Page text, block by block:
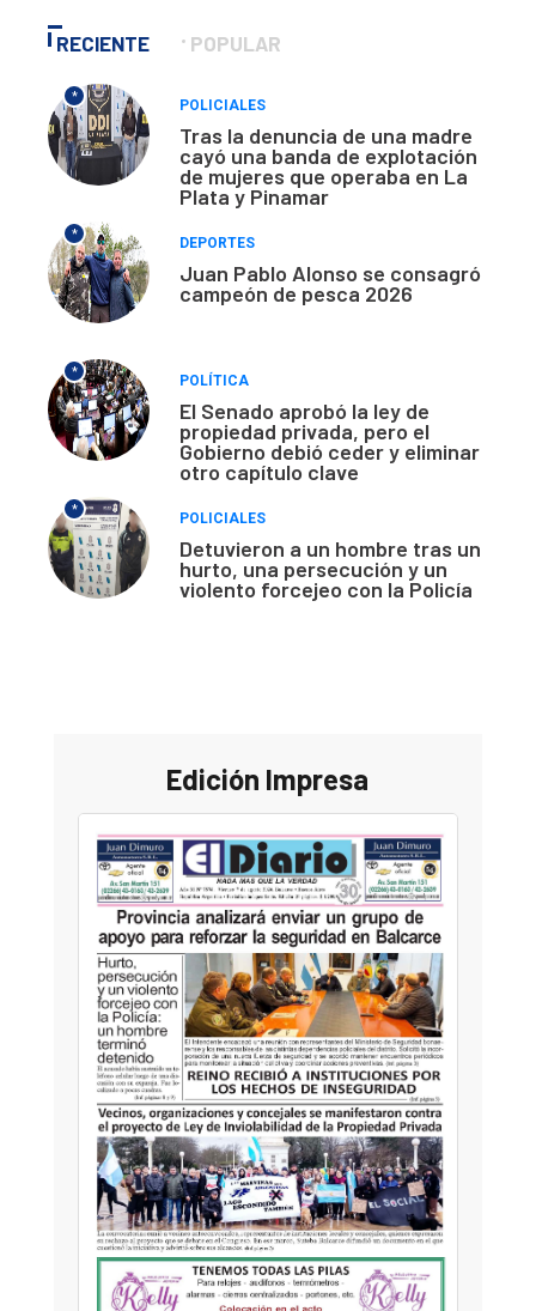
RECIENTE POPULAR
*
POLICIALES
Tras la denuncia de una madre
cayó una banda de explotación
de mujeres que operaba en La
Plata y Pinamar
*
DEPORTES
Juan Pablo Alonso se consagró
campeón de pesca 2026
*
POLÍTICA
El Senado aprobó la ley de
propiedad privada, pero el
Gobierno debió ceder y eliminar
otro capítulo clave
*
POLICIALES
Detuvieron a un hombre tras un
hurto, una persecución y un
violento forcejeo con la Policía
Edición Impresa